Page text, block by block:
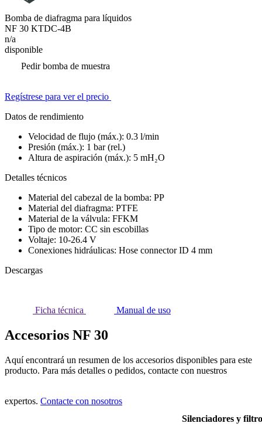
Bomba de diafragma para líquidos
NF 30 KTDC-4B
n/a
disponible
Pedir bomba de muestra
Regístrese para ver el precio
Datos de rendimiento
Velocidad de flujo (máx.): 0.3 l/min
Presión (máx.): 1 bar (rel.)
Altura de aspiración (máx.): 5 mH₂O
Detalles técnicos
Material del cabezal de la bomba: PP
Material del diafragma: PTFE
Material de la válvula: FFKM
Tipo de motor: CC sin escobillas
Voltaje: 10-26.4 V
Conexiones hidráulicas: Hose connector ID 4 mm
Descargas
Ficha técnica Manual de uso
Accesorios NF 30
Aquí encontrará un resumen de los accesorios disponibles para este
producto. Para más detalles o pedidos, contacte con nuestros
expertos. Contacte con nosotros
Silenciadores y